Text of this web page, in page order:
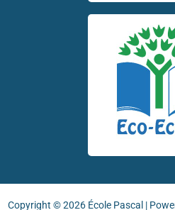
Copyright © 2026 École Pascal |